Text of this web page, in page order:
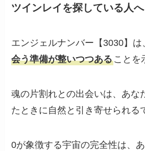
ツインレイを探している人へ
エンジェルナンバー【3030】は
会う準備が整いつつあることを
魂の片割れとの出会いは、あな
たときに自然と引き寄せられる
0が象徴する宇宙の完全性は、